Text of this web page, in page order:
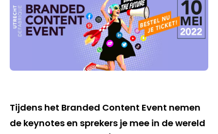
Tijdens het Branded Content Event nemen
de keynotes en sprekers je mee in de wereld